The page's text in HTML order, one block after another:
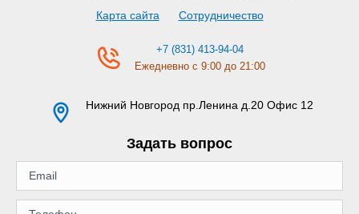
Карта сайта
Сотрудничество
+7 (831) 413-94-04
Ежедневно с 9:00 до 21:00
Нижний Новгород пр.Ленина д.20 Офис 12
Задать вопрос